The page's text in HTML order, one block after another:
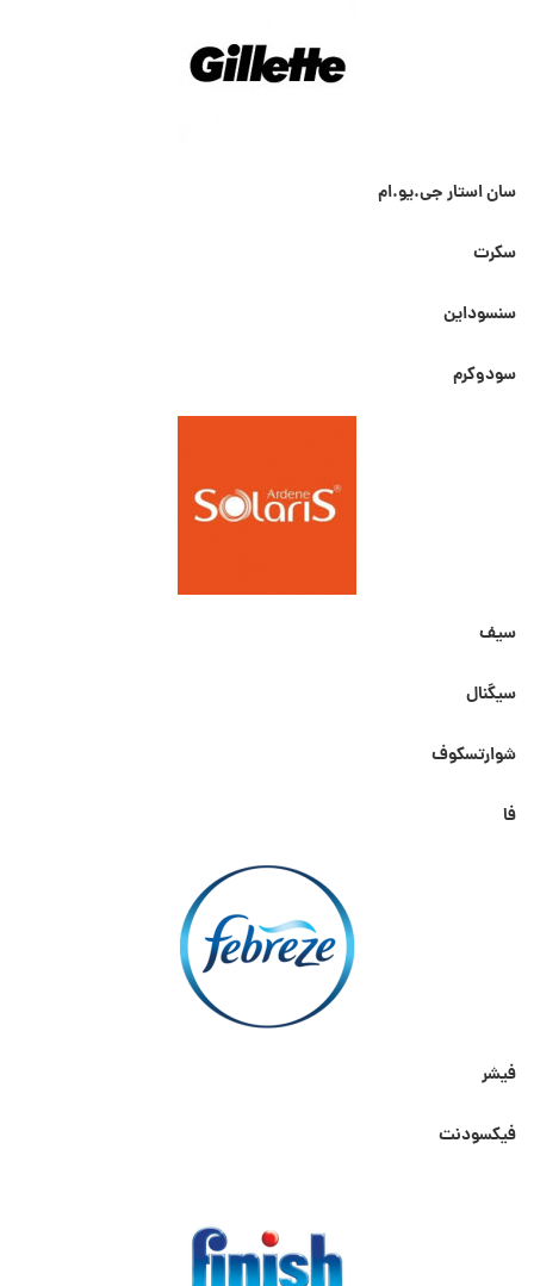
سان استار جی.یو.ام
سکرت
سنسوداین
سودوکرم
سیف
سیگنال
شوارتسکوف
فا
فیشر
فیکسودنت